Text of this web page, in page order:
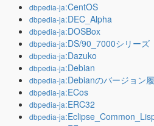
dbpedia-ja:CentOS
dbpedia-ja:DEC_Alpha
dbpedia-ja:DOSBox
dbpedia-ja:DS/90_7000シリーズ
dbpedia-ja:Dazuko
dbpedia-ja:Debian
dbpedia-ja:Debianのバージョン
dbpedia-ja:ECos
dbpedia-ja:ERC32
dbpedia-ja